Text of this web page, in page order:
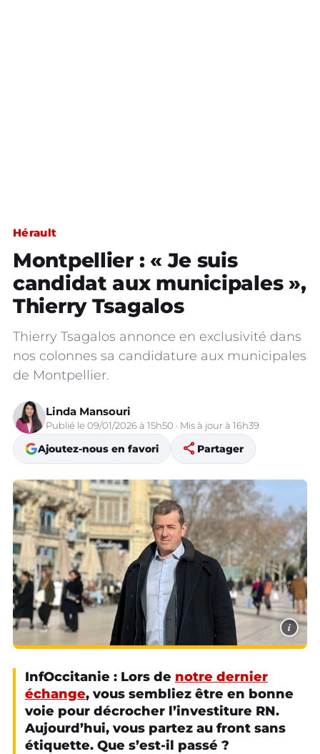
Hérault
Montpellier : « Je suis
candidat aux municipales »,
Thierry Tsagalos
Thierry Tsagalos annonce en exclusivité dans
nos colonnes sa candidature aux municipales
de Montpellier.
Linda Mansouri
Publié le 09/01/2026 à 15h50 · Mis à jour à 16h39
Ajoutez-nous en favori share Partager
i
InfOccitanie : Lors de notre dernier
échange, vous sembliez être en bonne
voie pour décrocher l’investiture RN.
Aujourd’hui, vous partez au front sans
étiquette. Que s’est-il passé ?